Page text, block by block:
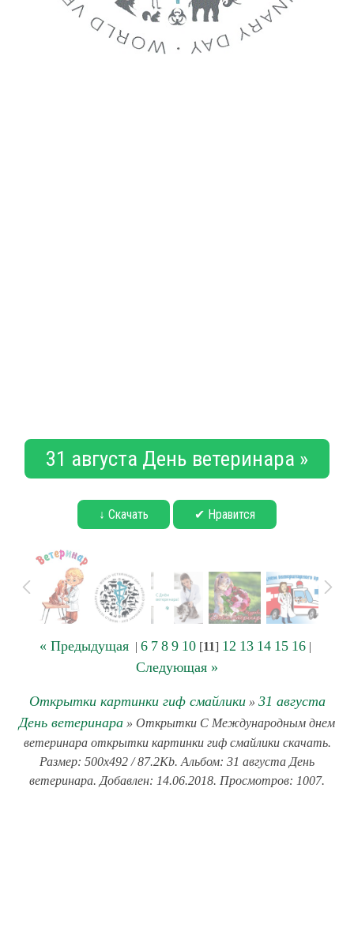
31 августа День ветеринара »
↓ Скачать ✔ Нравится
« Предыдущая 6 7 8 9 10 [11] 12 13 14 15 16
Следующая »
Открытки картинки гиф смайлики» 31 августа
День ветеринара » Открытки С Международным днем
ветеринара открытки картинки гиф смайлики скачать.
Размер: 500x492 / 87.2Kb. Альбом: 31 августа День
ветеринара. Добавлен: 14.06.2018. Просмотров: 1007.